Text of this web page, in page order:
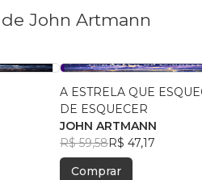
John Artmann
A ESTRELA QUE
DE ESQUECER
JOHN ARTMANN
R$ 59,58R$ 47,17
Comprar